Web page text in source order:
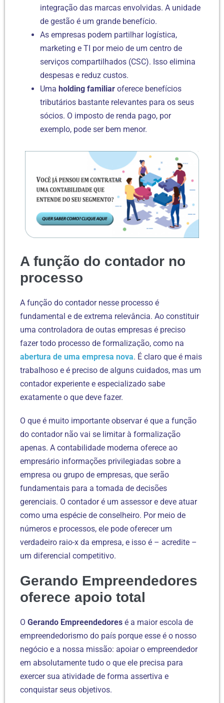
integração das marcas envolvidas. A unidade
de gestão é um grande benefício.
As empresas podem partilhar logística,
marketing e TI por meio de um centro de
serviços compartilhados (CSC). Isso elimina
despesas e reduz custos.
Uma holding familiar oferece benefícios
tributários bastante relevantes para os seus
sócios. O imposto de renda pago, por
exemplo, pode ser bem menor.
A função do contador no
processo
A função do contador nesse processo é
fundamental e de extrema relevância. Ao constituir
uma controladora de outas empresas é preciso
fazer todo processo de formalização, como na
abertura de uma empresa nova. É claro que é mais
trabalhoso e é preciso de alguns cuidados, mas um
contador experiente e especializado sabe
exatamente o que deve fazer.
O que é muito importante observar é que a função
do contador não vai se limitar à formalização
apenas. A contabilidade moderna oferece ao
empresário informações privilegiadas sobre a
empresa ou grupo de empresas, que serão
fundamentais para a tomada de decisões
gerenciais. O contador é um assessor e deve atuar
como uma espécie de conselheiro. Por meio de
números e processos, ele pode oferecer um
verdadeiro raio-x da empresa, e isso é – acredite –
um diferencial competitivo.
Gerando Empreendedores
oferece apoio total
O Gerando Empreendedores é a maior escola de
empreendedorismo do país porque esse é o nosso
negócio e a nossa missão: apoiar o empreendedor
em absolutamente tudo o que ele precisa para
exercer sua atividade de forma assertiva e
conquistar seus objetivos.